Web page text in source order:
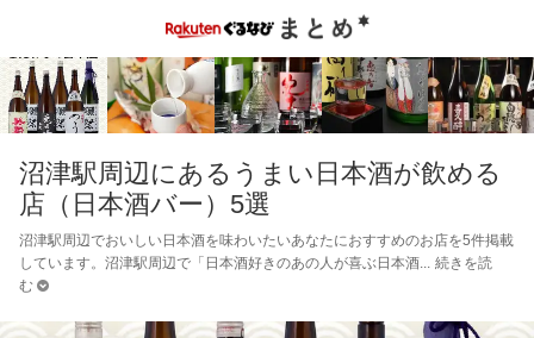
沼津駅周辺にあるうまい日本酒が飲める
店（日本酒バー）5選
沼津駅周辺でおいしい日本酒を味わいたいあなたにおすすめのお店を5件掲載
しています。沼津駅周辺で「日本酒好きのあの人が喜ぶ日本酒
続きを読
む